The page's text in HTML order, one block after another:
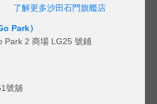
了解更多沙田石門旗艦店
Park）
Park 2 商場 LG25 號鋪
號舖